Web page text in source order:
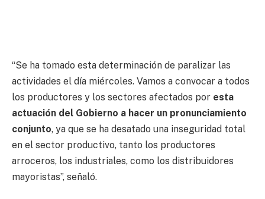
“Se ha tomado esta determinación de paralizar las
actividades el día miércoles. Vamos a convocar a todos
los productores y los sectores afectados por esta
actuación del Gobierno a hacer un pronunciamiento
conjunto, ya que se ha desatado una inseguridad total
en el sector productivo, tanto los productores
arroceros, los industriales, como los distribuidores
mayoristas”, señaló.